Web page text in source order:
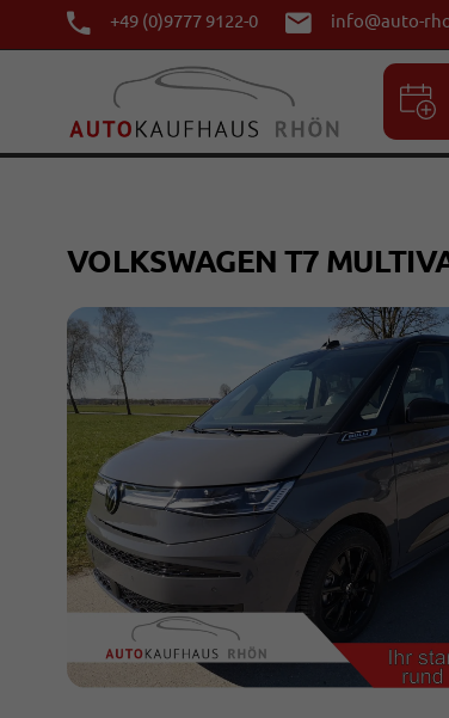
+49 (0)9777 9122-0 info@auto-
VOLKSWAGEN T7